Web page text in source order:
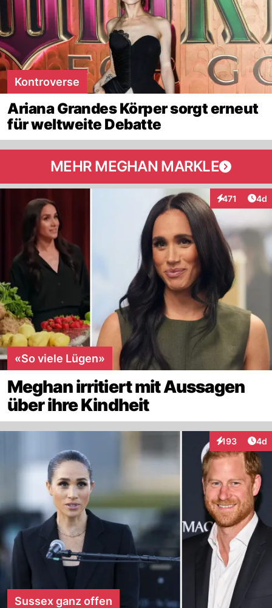
Kontroverse
Ariana Grandes Körper sorgt erneut
für weltweite Debatte
MEHR MEGHAN MARKLE
471
Interaktionen
4d
«So viele Lügen»
Meghan irritiert mit Aussagen
über ihre Kindheit
193
Interaktionen
4d
Sussex ganz offen